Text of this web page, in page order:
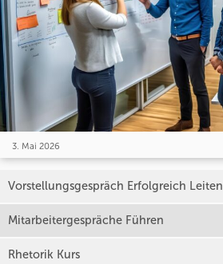
3. Mai 2026
Vorstellungsgespräch Erfolgreich Leiten
Mitarbeitergespräche Führen
Rhetorik Kurs